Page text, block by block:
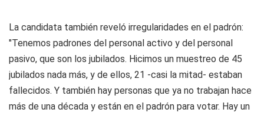
La candidata también reveló irregularidades en el padrón:
"Tenemos padrones del personal activo y del personal
pasivo, que son los jubilados. Hicimos un muestreo de 45
jubilados nada más, y de ellos, 21 -casi la mitad- estaban
fallecidos. Y también hay personas que ya no trabajan hace
más de una década y están en el padrón para votar. Hay un